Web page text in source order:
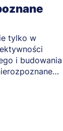
tylko w
i budowania